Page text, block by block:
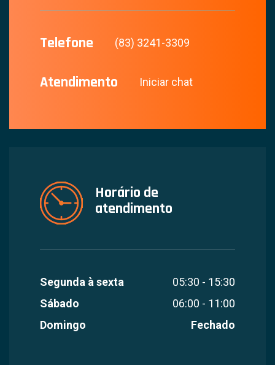
Telefone (83) 3241-3309
Atendimento Iniciar chat
Horário de
atendimento
Segunda à sexta
05:30 - 15:30
Sábado
06:00 - 11:00
Domingo
Fechado